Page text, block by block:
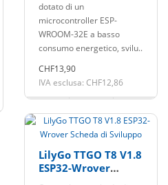
dotato di un
microcontroller ESP-
WROOM-32E a basso
consumo energetico, svilu..
CHF13,90
IVA esclusa: CHF12,86
LilyGo TTGO T8 V1.8
ESP32-Wrover